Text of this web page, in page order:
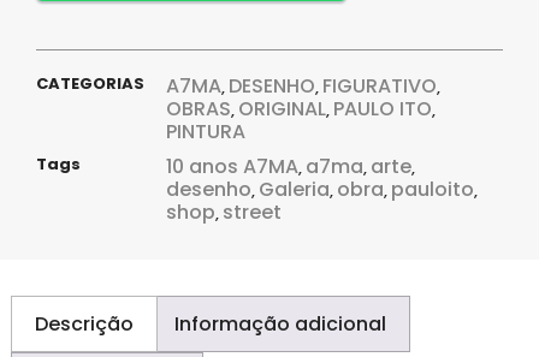
CATEGORIAS A7MA, DESENHO, FIGURATIVO,
OBRAS, ORIGINAL, PAULO ITO,
PINTURA
Tags 10 anos A7MA, a7ma, arte,
desenho, Galeria, obra, pauloito,
shop, street
Descrição Informação adicional